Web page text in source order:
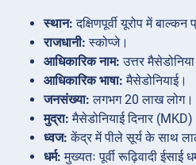
स्थान: दक्षिणपूर्वी यूरोप में बाल्कन
राजधानी: स्कोप्जे।
आधिकारिक नाम: उत्तर
आधिकारिक भाषा: मैसेडोनियाई।
जनसंख्या: लगभग 20 लाख लोग।
मुद्रा: मैसेडोनियाई दिनार
ध्वज: केंद्र में पीले सूर्य के साथ
धर्म: मुख्यतः पूर्वी रूढ़िवादी ईसाई